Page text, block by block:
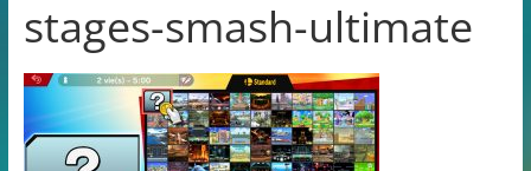
stages-smash-ultimate